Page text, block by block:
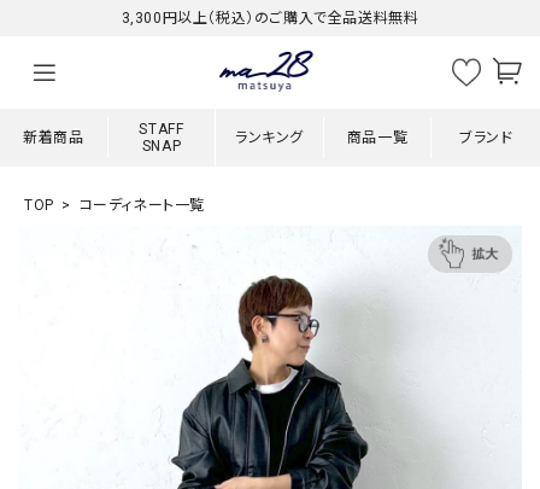
3,300円以上（税込）のご購入で全品送料無料
新着商品
STAFF
SNAP
ランキング 商品一覧 ブランド
TOP コーディネート一覧